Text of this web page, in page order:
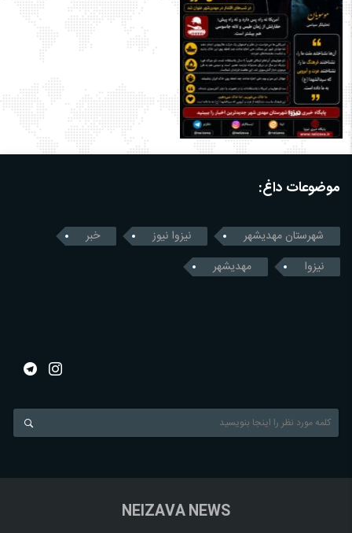
موضوعات داغ:
شهرستان مهدیشهر نیزوا نیوز
خبر
نیزوا
مهدیشهر
NEIZAVA NEWS